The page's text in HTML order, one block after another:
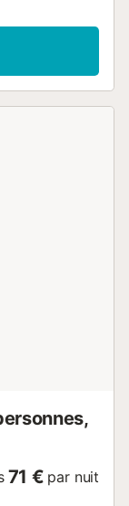
Fi adapté aux
Un lit bébé
enfants.
les montagnes
71 € par nuit